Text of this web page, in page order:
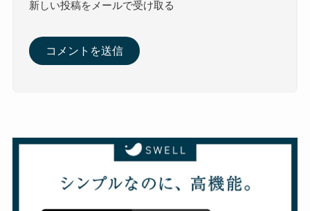
新しい投稿をメールで受け取る